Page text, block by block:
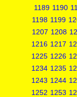
1189 1190
1198 1199
1207 1208
1216 1217
1225 1226
1234 1235
1243 1244
1252 1253